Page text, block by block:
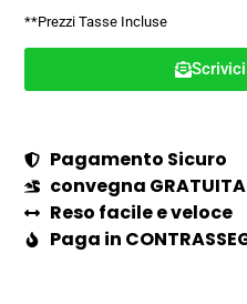
**Prezzi Tasse Incluse
Pagamento Sicuro
convegna
Reso facile e veloce
Paga in